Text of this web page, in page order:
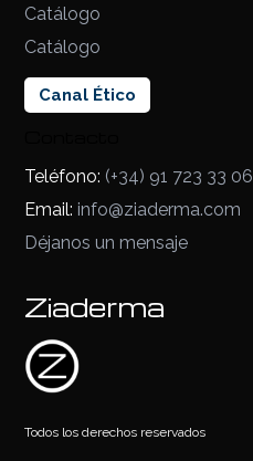
Catálogo
Catálogo
Canal Ético
Teléfono: (+34) 91 723 33 06
Email:info@ziaderma.com
Déjanos un mensaje
Ziaderma
Todos los derechos reservados